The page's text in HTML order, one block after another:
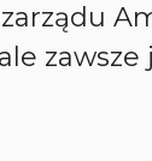
zawsze